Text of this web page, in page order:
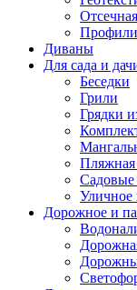
Диваны
Для сада и
Беседки
Грили
Грядки
Пляжная
Садовые
Уличное
Дорожное и